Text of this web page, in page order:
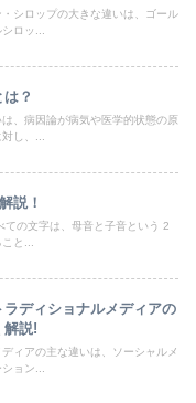
シロップの大きな違いは、ゴール
ロッ...
？
、病因論が病気や医学的状態の原
し、...
説！
の文字は、母音と子音という 2
と...
ディショナルメディアの
解説!
ィアの主な違いは、ソーシャルメ
ョン...